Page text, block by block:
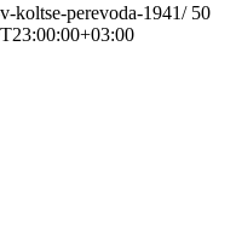
koltse-perevoda-1941/ 50